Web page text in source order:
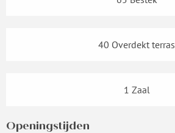
40 Overdekt terras
1 Zaal
Openingstijden